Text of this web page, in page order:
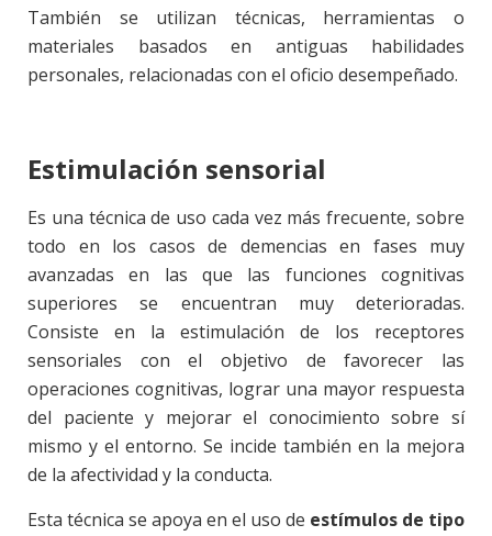
También se utilizan técnicas, herramientas o
materiales basados en antiguas habilidades
personales, relacionadas con el oficio desempeñado.
Estimulación sensorial
Es una técnica de uso cada vez más frecuente, sobre
todo en los casos de demencias en fases muy
avanzadas en las que las funciones cognitivas
superiores se encuentran muy deterioradas.
Consiste en la estimulación de los receptores
sensoriales con el objetivo de favorecer las
operaciones cognitivas, lograr una mayor respuesta
del paciente y mejorar el conocimiento sobre sí
mismo y el entorno. Se incide también en la mejora
de la afectividad y la conducta.
Esta técnica se apoya en el uso de estímulos de tipo